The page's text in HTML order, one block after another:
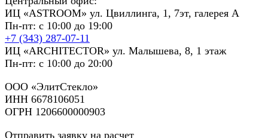
ИЦ «ASTROOM» ул. Цвиллинга, 1, 7эт, галерея А
Пн-пт: с 10:00 до 19:00
+7 (343) 287-07-11
ИЦ «ARCHITECTOR» ул. Малышева, 8, 1 этаж
Пн-пт: с 10:00 до 20:00
ООО «ЭлитСтекло»
ИНН 6678106051
ОГРН 1206600000903
Отправить заявку на расчет